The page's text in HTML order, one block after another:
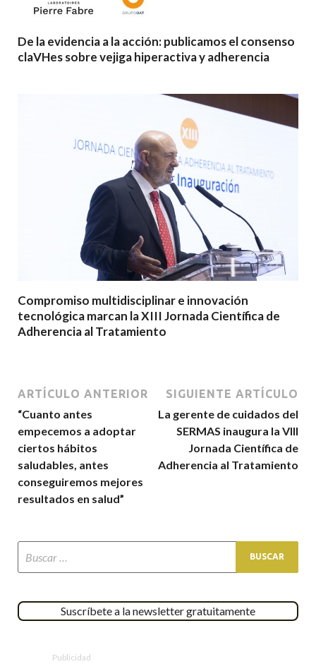
De la evidencia a la acción: publicamos el consenso
claVHes sobre vejiga hiperactiva y adherencia
Compromiso multidisciplinar e innovación
tecnológica marcan la XIII Jornada Científica de
Adherencia al Tratamiento
ARTÍCULO ANTERIOR
“Cuanto antes
empecemos a adoptar
ciertos hábitos
saludables, antes
conseguiremos mejores
resultados en salud”
SIGUIENTE ARTÍCULO
La gerente de cuidados del
SERMAS inaugura la VIII
Jornada Científica de
Adherencia al Tratamiento
Suscríbete a la newsletter gratuitamente
Publicidad